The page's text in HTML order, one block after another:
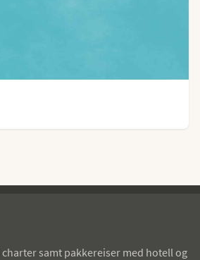
samt pakkereiser med hotell og